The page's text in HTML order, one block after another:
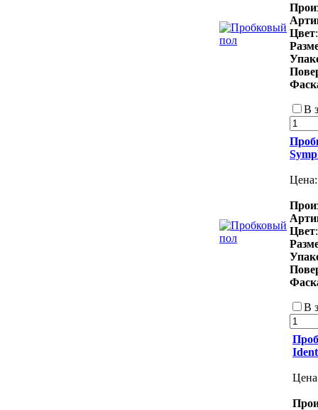
Цвет
В
Цвет
В